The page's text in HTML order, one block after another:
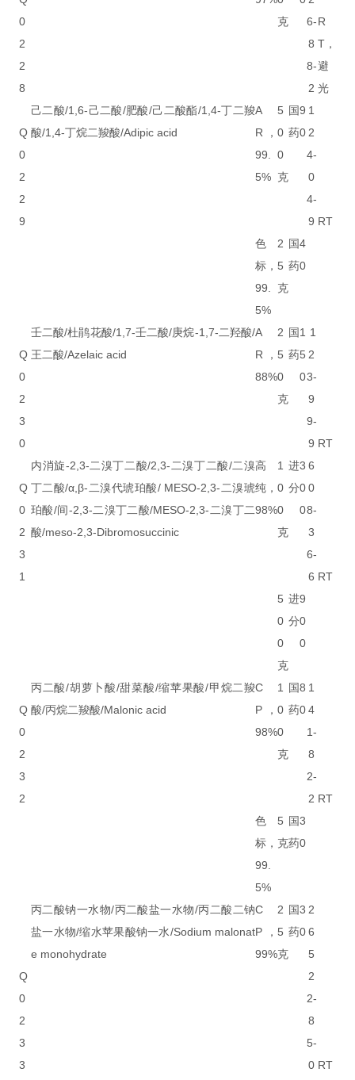
0
2
2
8
克
6-
8
8-
2
R
T，
避
光
Q
0
2
2
9
己二酸/1,6-己二酸/肥酸/己二酸酯/1,4-丁二羧
酸/1,4-丁烷二羧酸/Adipic acid
A
R，
99.
5%
5
0
0
克
国
药
9
0
1
2
4-
0
4-
9 RT
色
标，
99.
5%
2
5
克
国
药
4
0
Q
0
2
3
0
壬二酸/杜鹃花酸/1,7-壬二酸/庚烷-1,7-二羟酸/
王二酸/Azelaic acid
A
R，
88%
2
5
0
克
国
药
1
5
0
1
2
3-
9
9-
9 RT
Q
0
2
3
1
内消旋-2,3-二溴丁二酸/2,3-二溴丁二酸/二溴
丁二酸/α,β-二溴代琥珀酸/ MESO-2,3-二溴琥
珀酸/间-2,3-二溴丁二酸/MESO-2,3-二溴丁二
酸/meso-2,3-Dibromosuccinic
高
纯，
98%
1
0
0
克
进
分
3
0
0
6
0
8-
3
6-
6 RT
5
0
0
克
进
分
9
0
0
Q
0
2
3
2
丙二酸/胡萝卜酸/甜菜酸/缩苹果酸/甲烷二羧
酸/丙烷二羧酸/Malonic acid
C
P，
98%
1
0
0
克
国
药
8
0
1
4
1-
8
2-
2 RT
色
标，
99.
5%
5
克
国
药
3
0
Q
0
2
3
3
丙二酸钠一水物/丙二酸盐一水物/丙二酸二钠
盐一水物/缩水苹果酸钠一水/Sodium malonat
e monohydrate
C
P，
99%
2
5
克
国
药
3
0
2
6
5
2
2-
8
5-
0 RT